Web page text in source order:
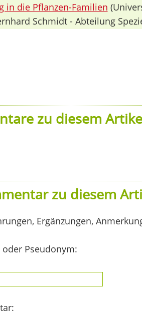
in die Pflanzen-Familien
Schmidt - Abteilung
zu diesem
zu diesem
Ergänzungen,
Pseudonym: